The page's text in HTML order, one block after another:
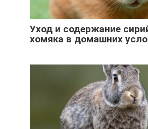
Уход и содержание
хомяка в домашних